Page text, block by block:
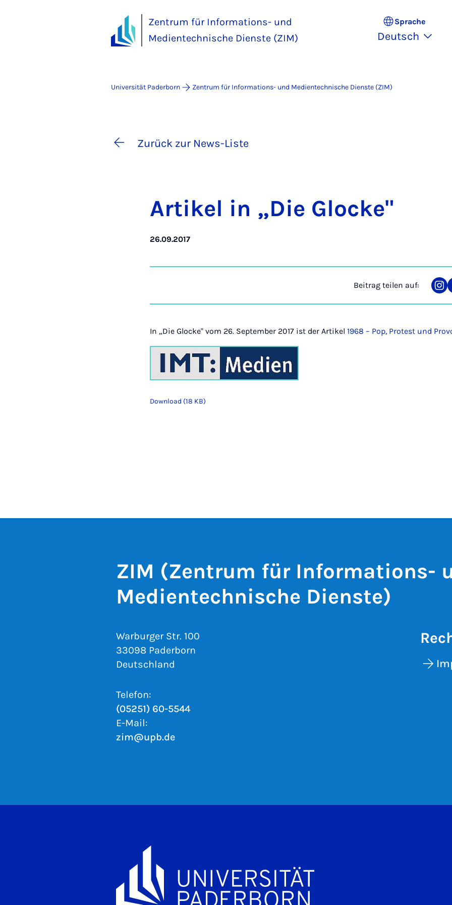
Zentrum für Informations- und
Medientechnische Dienste (ZIM)
Sprache
Deutsch
Universität Paderborn Zentrum für Informations- und Medientechnische Dienste (ZIM)
Zurück zur News-Liste
Ar­ti­kel in „Die Glo­cke"
26.09.2017
Beitrag teilen auf:
auf
In „Die Glocke" vom 26. September 2017 ist der Artikel1968 – Pop, Protest und
Download (18 KB)
ZIM (Zentrum für Informations-
Medientechnische Dienste)
Warburger Str. 100
33098 Paderborn
Deutschland
Telefon:
(05251) 60-5544
E-Mail:
zim@upb.de